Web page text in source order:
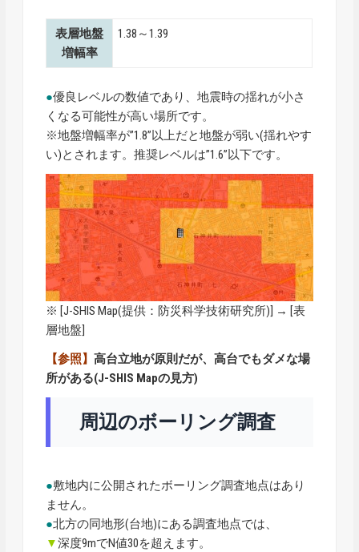
表層地盤
増幅率
1.38～1.39
●優良レベルの数値であり、地震時の揺れが小さ
くなる可能性が高い場所です。
※地盤増幅率が”1.8”以上だと地盤が弱い(揺れやす
い)とされます。推奨レベルは”1.6”以下です。
※ [J-SHIS Map(提供：防災科学技術研究所)] → [表
層地盤]
【参照】高台立地が原則だが、高台でもダメな場
所がある(J-SHIS Mapの見方)
周辺のボーリング調査
●敷地内に公開されたボーリング調査地点はあり
ません。
●北方の同地形(台地)にある調査地点では、
▼深度9mでN値30を超えます。